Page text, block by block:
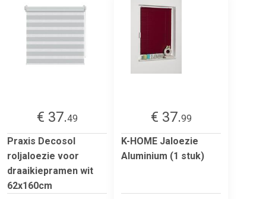
€ 37.49
Praxis Decosol
roljaloezie voor
draaikiepramen wit
62x160cm
€ 37.99
K-HOME Jaloezie
Aluminium (1 stuk)